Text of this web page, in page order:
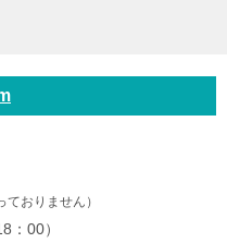
おりません）
：00）